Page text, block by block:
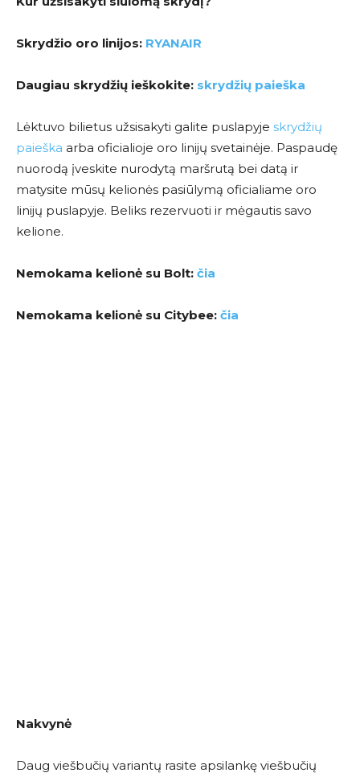
Skrydžio oro linijos: RYANAIR
Daugiau skrydžių ieškokite: skrydžių paieška
Lėktuvo bilietus užsisakyti galite puslapyje skrydžių
paieška arba oficialioje oro linijų svetainėje. Paspaudę
nuorodą įveskite nurodytą maršrutą bei datą ir
matysite mūsų kelionės pasiūlymą oficialiame oro
linijų puslapyje. Beliks rezervuoti ir mėgautis savo
kelione.
Nemokama kelionė su Bolt: čia
Nemokama kelionė su Citybee: čia
Nakvynė
Daug viešbučių variantų rasite apsilankę viešbučių